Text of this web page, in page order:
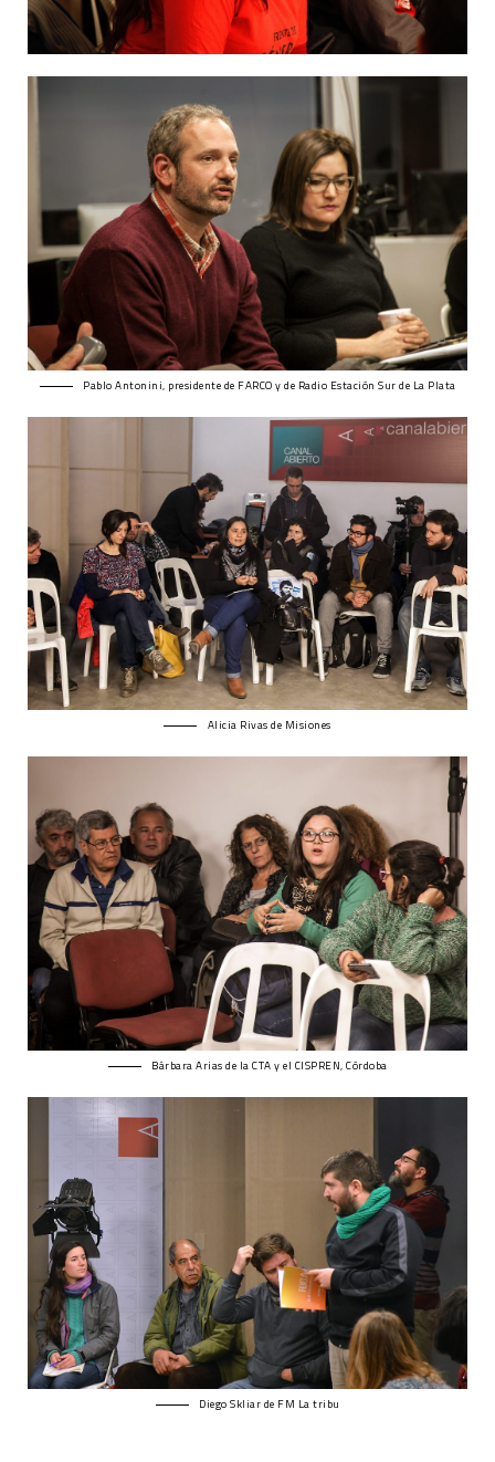
Pablo Antonini, presidente de FARCO y de Radio Estación Sur de La Plata
Alicia Rivas de Misiones
Bárbara Arias de la CTA y el CISPREN, Córdoba
Diego Skliar de FM La tribu